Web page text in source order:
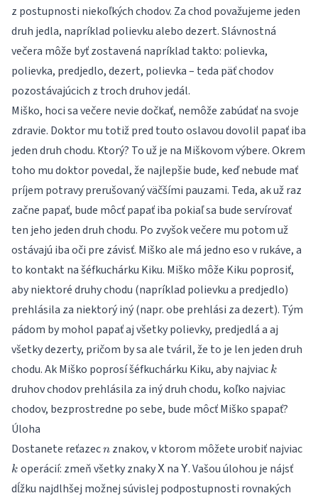
z postupnosti niekoľkých chodov. Za chod považujeme jeden
druh jedla, napríklad polievku alebo dezert. Slávnostná
večera môže byť zostavená napríklad takto: polievka,
polievka, predjedlo, dezert, polievka – teda päť chodov
pozostávajúcich z troch druhov jedál.
Miško, hoci sa večere nevie dočkať, nemôže zabúdať na svoje
zdravie. Doktor mu totiž pred touto oslavou dovolil papať iba
jeden druh chodu. Ktorý? To už je na Miškovom výbere. Okrem
toho mu doktor povedal, že najlepšie bude, keď nebude mať
príjem potravy prerušovaný väčšími pauzami. Teda, ak už raz
začne papať, bude môcť papať iba pokiaľ sa bude servírovať
ten jeho jeden druh chodu. Po zvyšok večere mu potom už
ostávajú iba oči pre závisť. Miško ale má jedno eso v rukáve, a
to kontakt na šéfkuchárku Kiku. Miško môže Kiku poprosiť,
aby niektoré druhy chodu (napríklad polievku a predjedlo)
prehlásila za niektorý iný (napr. obe prehlási za dezert). Tým
pádom by mohol papať aj všetky polievky, predjedlá a aj
všetky dezerty, pričom by sa ale tváril, že to je len jeden druh
chodu. Ak Miško poprosí šéfkuchárku Kiku, aby najviac k
k
druhov chodov prehlásila za iný druh chodu, koľko najviac
chodov, bezprostredne po sebe, bude môcť Miško spapať?
Úloha
Dostanete reťazecn
n znakov, v ktorom môžete urobiť najviac
k operácií: zmeň všetky znakyXna Y. Vašou úlohou je nájsť
dĺžku najdlhšej možnej súvislej podpostupnosti rovnakých